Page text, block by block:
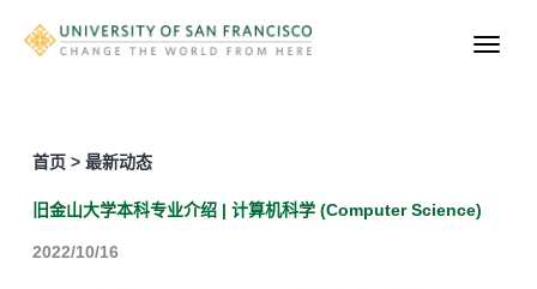
首页 > 最新动态
旧金山大学本科专业介绍 | 计算机科学 (Computer Science)
2022/10/16